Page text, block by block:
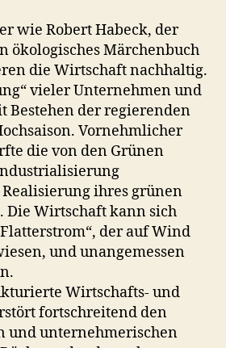
wie Robert Habeck, der
ökologisches Märchenbuch
die Wirtschaft nachhaltig.
vieler Unternehmen und
Bestehen der regierenden
Vornehmlicher
die von den Grünen
ihres grünen
Die Wirtschaft kann sich
der auf Wind
und unangemessen
Wirtschafts- und
fortschreitend den
und unternehmerischen